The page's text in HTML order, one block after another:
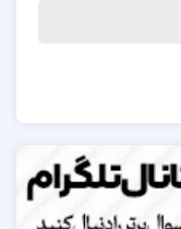
ارائه شده در
آماری را به
به کار ببرند.
تحلیل آماری با